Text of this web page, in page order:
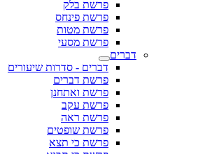
פרשת בלק
פרשת פינחס
פרשת מטות
פרשת מסעי
דברים
דברים - סדרות שיעורים
פרשת דברים
פרשת ואתחנן
פרשת עקב
פרשת ראה
פרשת שופטים
פרשת כי תצא